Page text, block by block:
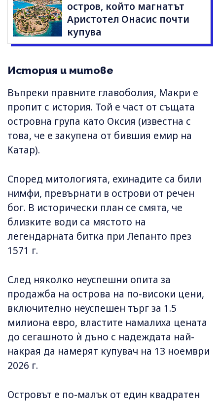
остров, който магнатът
Аристотел Онасис почти
купува
История и митове
Въпреки правните главоболия, Макри е
пропит с история. Той е част от същата
островна група като Оксия (известна с
това, че е закупена от бившия емир на
Катар).
Според митологията, ехинадите са били
нимфи, превърнати в острови от речен
бог. В исторически план се смята, че
близките води са мястото на
легендарната битка при Лепанто през
1571 г.
След няколко неуспешни опита за
продажба на острова на по-високи цени,
включително неуспешен търг за 1.5
милиона евро, властите намалиха цената
до сегашното ѝ дъно с надеждата най-
накрая да намерят купувач на 13 ноември
2026 г.
Островът е по-малък от един квадратен